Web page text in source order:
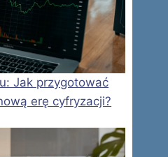
Jak przygotować
erę cyfryzacji?